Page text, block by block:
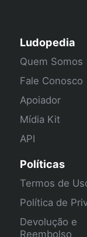
Ludopedia
Quem Somos
Fale Conosco
Apoiador
Mídia Kit
API
Políticas
Termos de
Política de
Devolução e
Reembolso